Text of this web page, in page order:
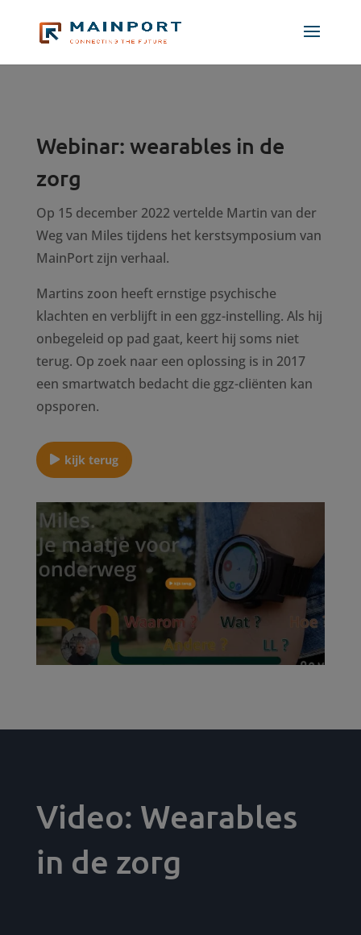
Webinar: wearables in de
zorg
Op 15 december 2022 vertelde Martin van der
Weg van Miles tijdens het kerstsymposium van
MainPort zijn verhaal.
Martins zoon heeft ernstige psychische
klachten en verblijft in een ggz-instelling. Als hij
onbegeleid op pad gaat, keert hij soms niet
terug. Op zoek naar een oplossing is in 2017
een smartwatch bedacht die ggz-cliënten kan
opsporen.
kijk terug
Video: Wearables
in de zorg